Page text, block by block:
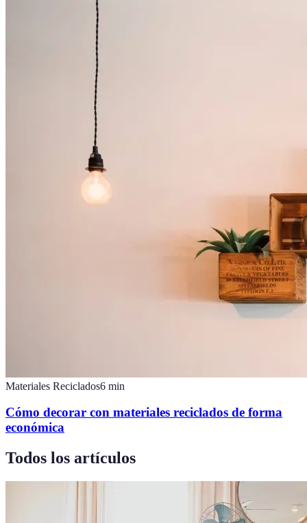
Materiales Reciclados6 min
Cómo decorar con materiales reciclados de forma
económica
Todos los artículos